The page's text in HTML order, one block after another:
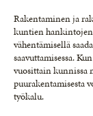
Rakentaminen ja
kuntien
vähentämisellä
saavuttamisessa.
vuosittain kunnissa
puurakentamisesta
työkalu.